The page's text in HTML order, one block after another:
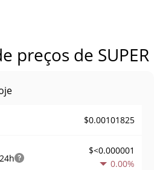
preços de SUPER
$0.00101825
24h
$<0.000001
0.00%